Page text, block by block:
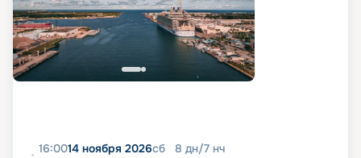
16:0014 ноября 2026сб 8 дн/7 нч